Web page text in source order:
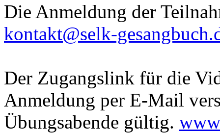
Die Anmeldung der
kontakt@selk-
Der Zugangslink für die
Anmeldung per E-Mail
Übungsabende gültig.